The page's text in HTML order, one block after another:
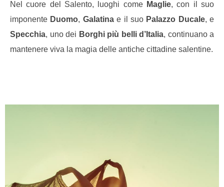
Nel cuore del Salento, luoghi come Maglie, con il suo
imponente Duomo, Galatinae il suo Palazzo Ducale, e
Specchia, uno dei Borghi più belli d’Italia, continuano a
mantenere viva la magia delle antiche cittadine salentine.